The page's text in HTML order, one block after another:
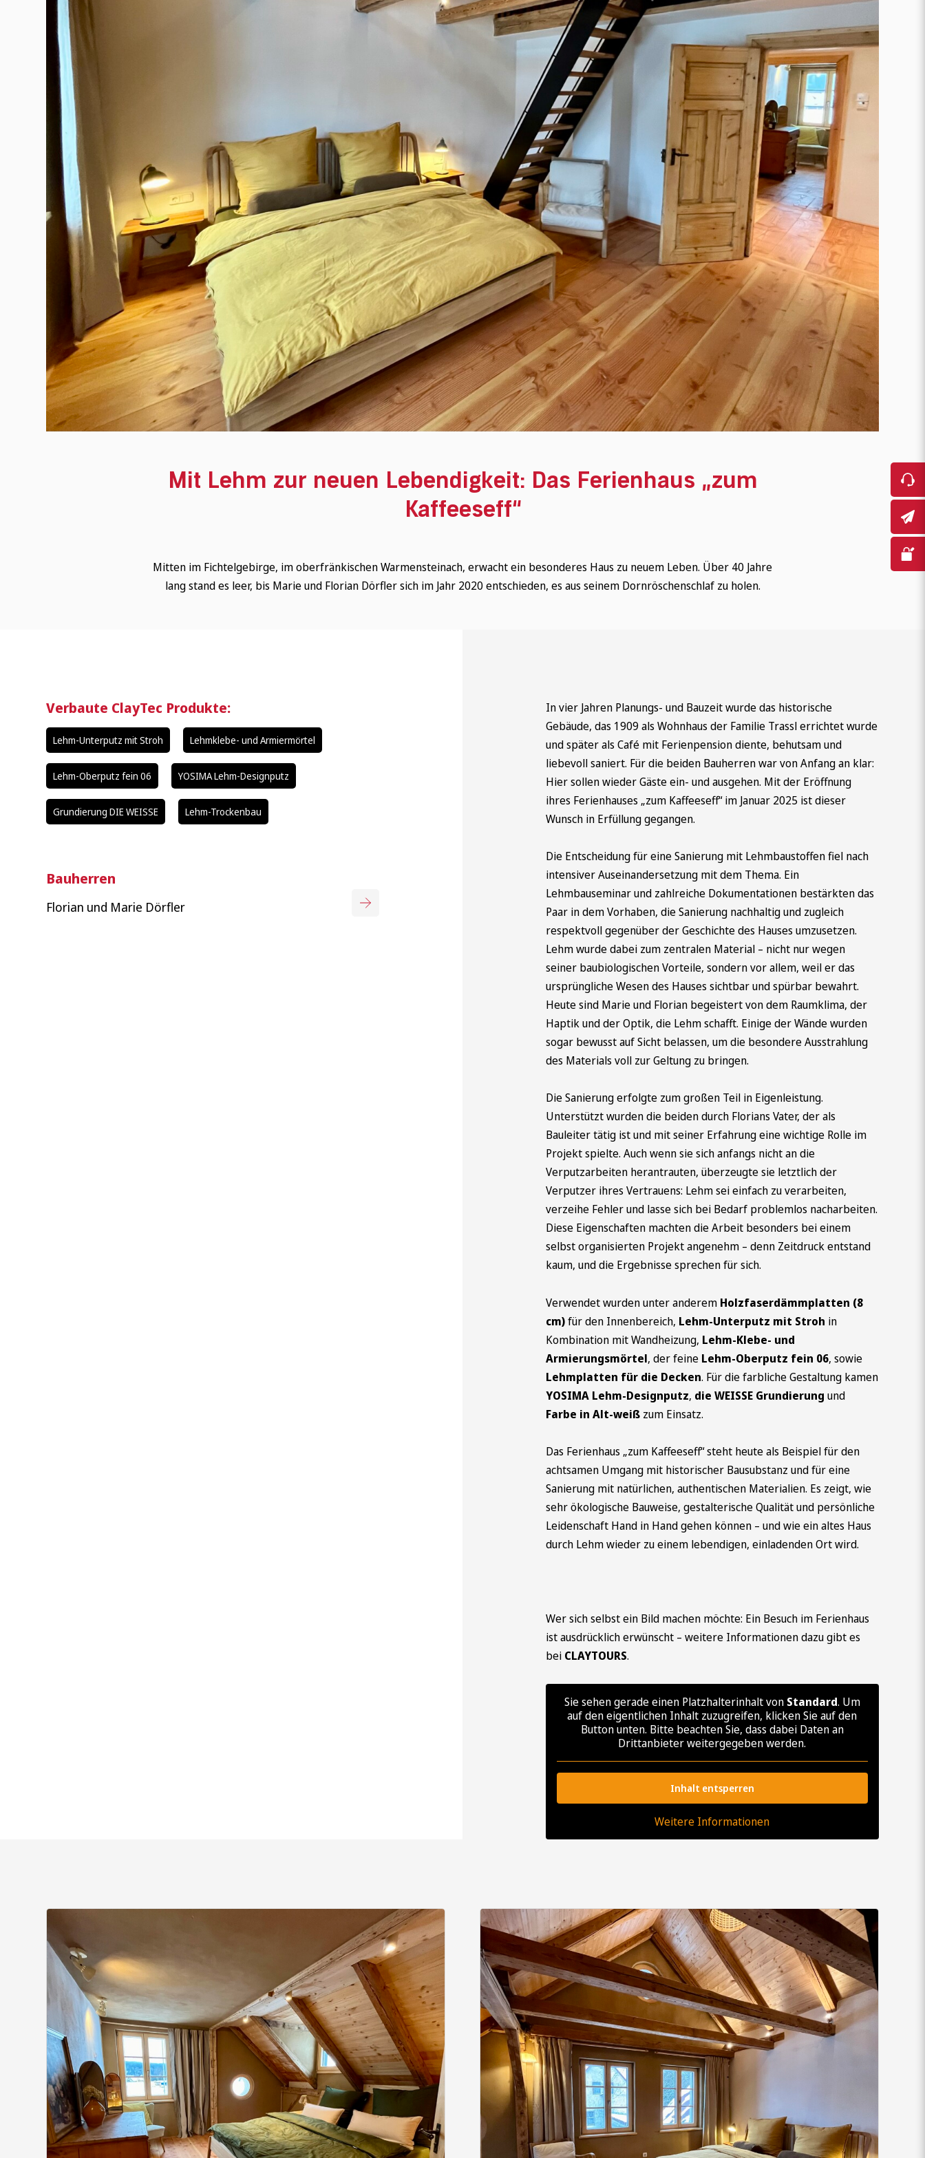
LV-Texte Lehm-Trockenbau
Karriere
Mit Lehm zur neuen Lebendigkeit: Das Ferienhaus „zum
Kaffeeseff“
Mitten im Fichtelgebirge, im oberfränkischen Warmensteinach, erwacht ein besonderes Haus zu neuem Leben. Über 40 Jahre
lang stand es leer, bis Marie und Florian Dörfler sich im Jahr 2020 entschieden, es aus seinem Dornröschenschlaf zu holen.
Verbaute ClayTec Produkte:
Lehm-Unterputz mit Stroh Lehmklebe- und Armiermörtel
Lehm-Oberputz fein 06 YOSIMA Lehm-Designputz
Grundierung DIE WEISSE Lehm-Trockenbau
Bauherren
Florian und Marie Dörfler
In vier Jahren Planungs- und Bauzeit wurde das historische
Gebäude, das 1909 als Wohnhaus der Familie Trassl errichtet wurde
und später als Café mit Ferienpension diente, behutsam und
liebevoll saniert. Für die beiden Bauherren war von Anfang an klar:
Hier sollen wieder Gäste ein- und ausgehen. Mit der Eröffnung
ihres Ferienhauses „zum Kaffeeseff“ im Januar 2025 ist dieser
Wunsch in Erfüllung gegangen.
Die Entscheidung für eine Sanierung mit Lehmbaustoffen fiel nach
intensiver Auseinandersetzung mit dem Thema. Ein
Lehmbauseminar und zahlreiche Dokumentationen bestärkten das
Paar in dem Vorhaben, die Sanierung nachhaltig und zugleich
respektvoll gegenüber der Geschichte des Hauses umzusetzen.
Lehm wurde dabei zum zentralen Material – nicht nur wegen
seiner baubiologischen Vorteile, sondern vor allem, weil er das
ursprüngliche Wesen des Hauses sichtbar und spürbar bewahrt.
Heute sind Marie und Florian begeistert von dem Raumklima, der
Haptik und der Optik, die Lehm schafft. Einige der Wände wurden
sogar bewusst auf Sicht belassen, um die besondere Ausstrahlung
des Materials voll zur Geltung zu bringen.
Die Sanierung erfolgte zum großen Teil in Eigenleistung.
Unterstützt wurden die beiden durch Florians Vater, der als
Bauleiter tätig ist und mit seiner Erfahrung eine wichtige Rolle im
Projekt spielte. Auch wenn sie sich anfangs nicht an die
Verputzarbeiten herantrauten, überzeugte sie letztlich der
Verputzer ihres Vertrauens: Lehm sei einfach zu verarbeiten,
verzeihe Fehler und lasse sich bei Bedarf problemlos nacharbeiten.
Diese Eigenschaften machten die Arbeit besonders bei einem
selbst organisierten Projekt angenehm – denn Zeitdruck entstand
kaum, und die Ergebnisse sprechen für sich.
Verwendet wurden unter anderem Holzfaserdämmplatten (8
cm)für den Innenbereich, Lehm-Unterputz mit Stroh in
Kombination mit Wandheizung, Lehm-Klebe- und
Armierungsmörtel, der feine Lehm-Oberputz fein 06, sowie
Lehmplatten für die Decken. Für die farbliche Gestaltung kamen
YOSIMA Lehm-Designputz, die WEISSE Grundierung und
Farbe in Alt-weißzum Einsatz.
Das Ferienhaus „zum Kaffeeseff“ steht heute als Beispiel für den
achtsamen Umgang mit historischer Bausubstanz und für eine
Sanierung mit natürlichen, authentischen Materialien. Es zeigt, wie
sehr ökologische Bauweise, gestalterische Qualität und persönliche
Leidenschaft Hand in Hand gehen können – und wie ein altes Haus
durch Lehm wieder zu einem lebendigen, einladenden Ort wird.
Wer sich selbst ein Bild machen möchte: Ein Besuch im Ferienhaus
ist ausdrücklich erwünscht – weitere Informationen dazu gibt es
bei CLAYTOURS.
Sie sehen gerade einen Platzhalterinhalt von Standard. Um
auf den eigentlichen Inhalt zuzugreifen, klicken Sie auf den
Button unten. Bitte beachten Sie, dass dabei Daten an
Drittanbieter weitergegeben werden.
Inhalt entsperren
Weitere Informationen